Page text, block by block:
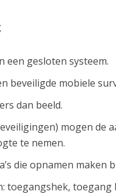
een gesloten systeem.
beveiligde mobiele
dan beeld.
mogen de
te nemen.
die opnamen maken
toegangshek,